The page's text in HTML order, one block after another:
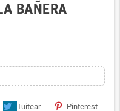
BAÑERA
Tuitear Pinterest